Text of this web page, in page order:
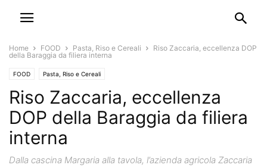
Home FOOD Pasta, Riso e Cereali
Riso Zaccaria, eccellenza DOP
della Baraggia da filiera interna
FOOD Pasta, Riso e Cereali
Riso Zaccaria, eccellenza
DOP della Baraggia da filiera
interna
Dalla cascina Margaria alla tavola, l’azienda agricola Zaccaria